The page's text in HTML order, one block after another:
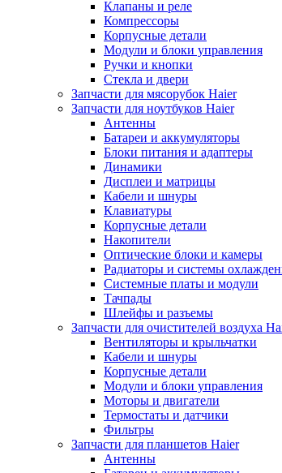
Клапаны и реле
Компрессоры
Корпусные детали
Модули и блоки управления
Ручки и кнопки
Стекла и двери
Запчасти для мясорубок Haier
Запчасти для ноутбуков Haier
Антенны
Батареи и аккумуляторы
Блоки питания и адаптеры
Динамики
Дисплеи и матрицы
Кабели и шнуры
Клавиатуры
Корпусные детали
Накопители
Оптические блоки и камеры
Радиаторы и системы
Системные платы и модули
Тачпады
Шлейфы и разъемы
Запчасти для очистителей воздуха
Вентиляторы и крыльчатки
Кабели и шнуры
Корпусные детали
Модули и блоки управления
Моторы и двигатели
Термостаты и датчики
Фильтры
Запчасти для планшетов Haier
Антенны